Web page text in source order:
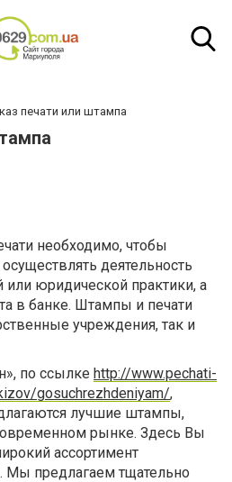
печати или штампа
необходимо, чтобы
деятельность
юридической практики, а
в банке. Штампы и печати
учреждения, так и
по ссылке http://www.pechati-
gosuchrezhdeniyam/,
лучшие штампы,
рынке. Здесь Вы
ассортимент
Мы предлагаем тщательно